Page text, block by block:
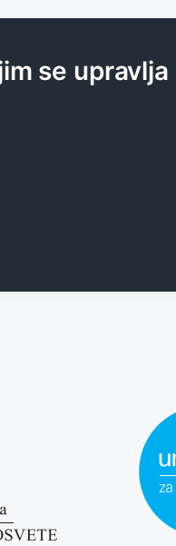
se